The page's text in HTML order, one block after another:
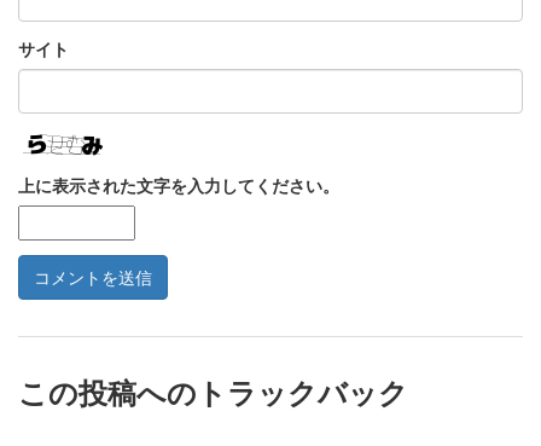
サイト
上に表示された文字を入力してください。
この投稿へのトラックバック